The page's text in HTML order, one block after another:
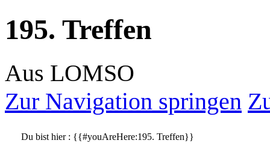
195. Treffen
Aus LOMSO
Zur Navigation springen
Du bist hier : {{#youAreHere:195. Treffen}}